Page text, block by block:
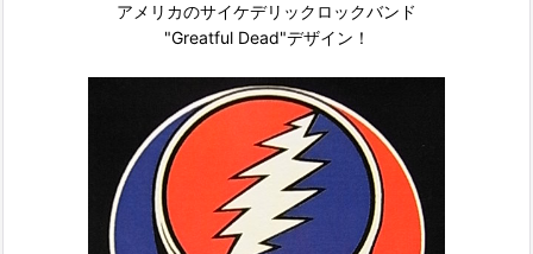
アメリカのサイケデリックロックバンド
"Greatful Dead"デザイン！